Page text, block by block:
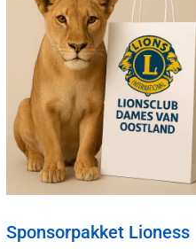
Sponsorpakket Lioness